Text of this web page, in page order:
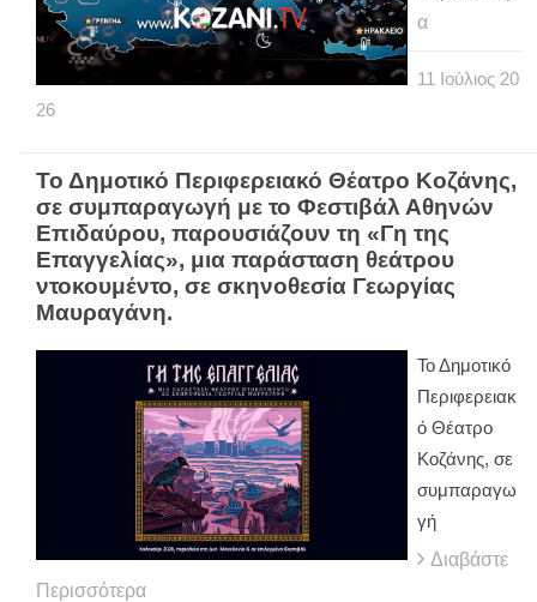
α
11 Ιούλιος 20
26
Το Δημοτικό Περιφερειακό Θέατρο Κοζάνης,
σε συμπαραγωγή με το Φεστιβάλ Αθηνών
Επιδαύρου, παρουσιάζουν τη «Γη της
Επαγγελίας», μια παράσταση θεάτρου
ντοκουμέντο, σε σκηνοθεσία Γεωργίας
Μαυραγάνη.
Το Δημοτικό
Περιφερειακ
ό Θέατρο
Κοζάνης, σε
συμπαραγω
γή
Διαβάστε
Περισσότερα